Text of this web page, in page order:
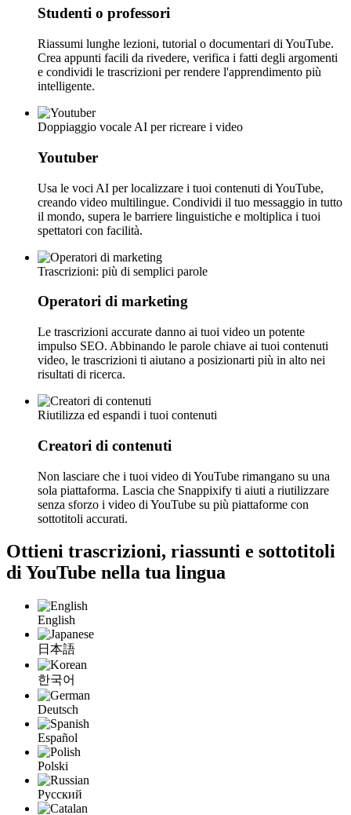
Studenti o professori
Riassumi lunghe lezioni, tutorial o documentari di YouTube.
Crea appunti facili da rivedere, verifica i fatti degli argomenti
e condividi le trascrizioni per rendere l'apprendimento più
intelligente.
Doppiaggio vocale AI per ricreare i video
Youtuber
Usa le voci AI per localizzare i tuoi contenuti di YouTube,
creando video multilingue. Condividi il tuo messaggio in tutto
il mondo, supera le barriere linguistiche e moltiplica i tuoi
spettatori con facilità.
Trascrizioni: più di semplici parole
Operatori di marketing
Le trascrizioni accurate danno ai tuoi video un potente
impulso SEO. Abbinando le parole chiave ai tuoi contenuti
video, le trascrizioni ti aiutano a posizionarti più in alto nei
risultati di ricerca.
Riutilizza ed espandi i tuoi contenuti
Creatori di contenuti
Non lasciare che i tuoi video di YouTube rimangano su una
sola piattaforma. Lascia che Snappixify ti aiuti a riutilizzare
senza sforzo i video di YouTube su più piattaforme con
sottotitoli accurati.
Ottieni trascrizioni, riassunti e sottotitoli
di YouTube nella tua lingua
English
日本語
한국어
Deutsch
Español
Polski
Русский